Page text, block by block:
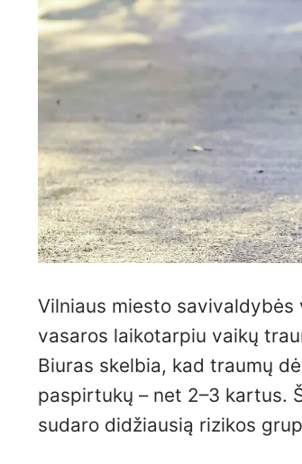
Vilniaus miesto savivaldybės
vasaros laikotarpiu vaikų
Biuras skelbia, kad traumų
paspirtukų – net 2–3 kartus.
sudaro didžiausią rizikos